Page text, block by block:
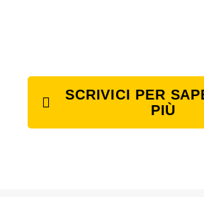
SCRIVICI PER
PIÙ